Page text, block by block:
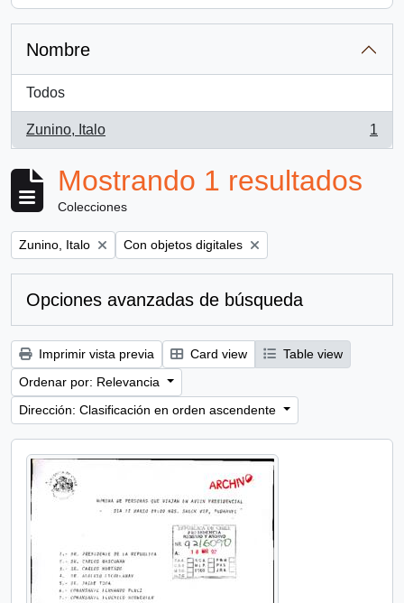
Nombre
Todos
Zunino, Italo
, 1 resultados
1
Mostrando 1 resultados
Colecciones
Remove filter:
Zunino, Italo Remove filter:
Con objetos digitales
Opciones avanzadas de búsqueda
Imprimir vista previa Card view
Table view
Ordenar por: Relevancia
Dirección: Clasificación en orden ascendente